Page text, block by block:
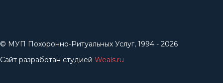
© МУП Похоронно-Ритуальных Услуг, 1994 - 2026
Сайт разработан студией Weals.ru